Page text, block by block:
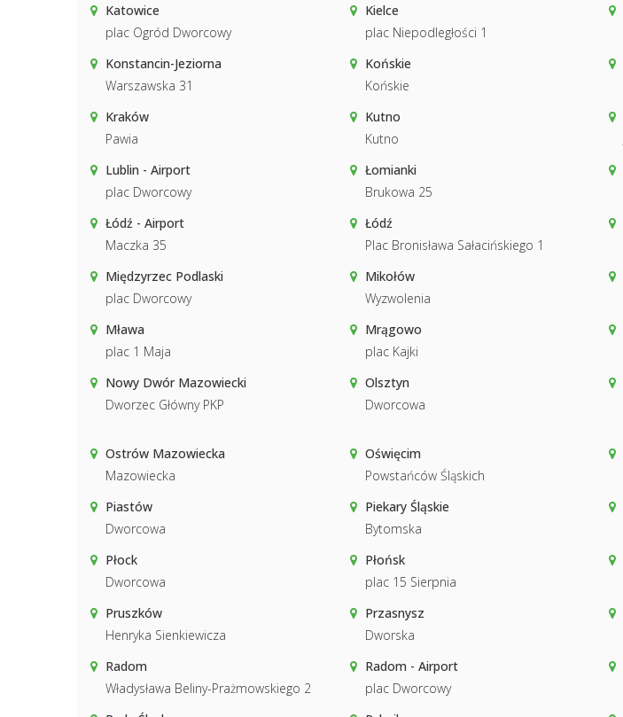
Katowice
plac Ogród Dworcowy
Kielce
plac Niepodległości 1
Konstancin-Jeziorna
Warszawska 31
Końskie
Końskie
Kraków
Pawia
Kutno
Kutno
Lublin - Airport
plac Dworcowy
Łomianki
Brukowa 25
Łódź - Airport
Maczka 35
Łódź
Plac Bronisława Sałacińskiego 1
Międzyrzec Podlaski
plac Dworcowy
Mikołów
Wyzwolenia
Mława
plac 1 Maja
Mrągowo
plac Kajki
Nowy Dwór Mazowiecki
Dworzec Główny PKP
Olsztyn
Dworcowa
Ostrów Mazowiecka
Mazowiecka
Oświęcim
Powstańców Śląskich
Piastów
Dworcowa
Piekary Śląskie
Bytomska
Płock
Dworcowa
Płońsk
plac 15 Sierpnia
Pruszków
Henryka Sienkiewicza
Przasnysz
Dworska
Radom
Władysława Beliny-Prażmowskiego 2
Radom - Airport
plac Dworcowy